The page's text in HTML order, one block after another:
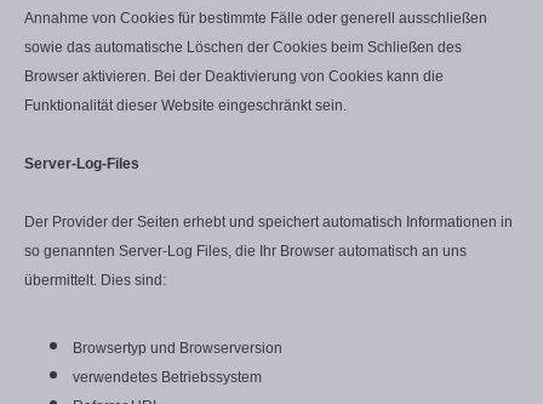
Annahme von Cookies für bestimmte Fälle oder generell ausschließen
sowie das automatische Löschen der Cookies beim Schließen des
Browser aktivieren. Bei der Deaktivierung von Cookies kann die
Funktionalität dieser Website eingeschränkt sein.
Server-Log-Files
Der Provider der Seiten erhebt und speichert automatisch Informationen in
so genannten Server-Log Files, die Ihr Browser automatisch an uns
übermittelt. Dies sind:
Browsertyp und Browserversion
verwendetes Betriebssystem